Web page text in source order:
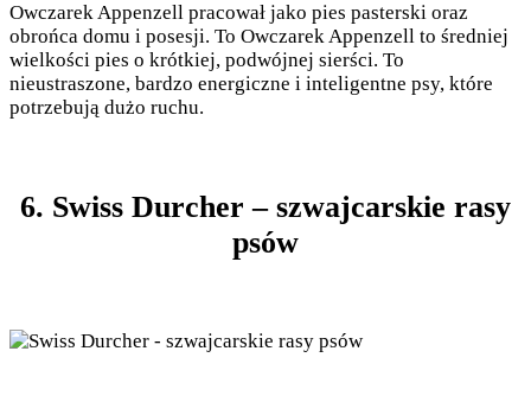
Owczarek Appenzell pracował jako pies pasterski oraz
obrońca domu i posesji. To Owczarek Appenzell to średniej
wielkości pies o krótkiej, podwójnej sierści. To
nieustraszone, bardzo energiczne i inteligentne psy, które
potrzebują dużo ruchu.
6. Swiss Durcher – szwajcarskie rasy
psów